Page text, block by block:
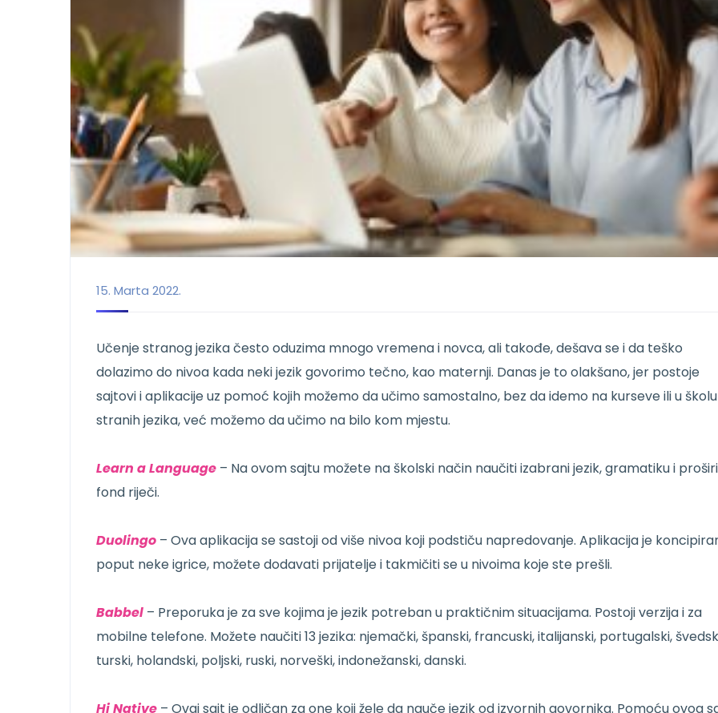
15. Marta 2022.
Učenje stranog jezika često oduzima mnogo vremena i novca, ali takođe, dešava se i da teško
dolazimo do nivoa kada neki jezik govorimo tečno, kao maternji. Danas je to olakšano, jer postoje
sajtovi i aplikacije uz pomoć kojih možemo da učimo samostalno, bez da idemo na kurseve ili u školu
stranih jezika, već možemo da učimo na bilo kom mjestu.
Learn a Language – Na ovom sajtu možete na školski način naučiti izabrani jezik, gramatiku i
fond riječi.
Duolingo – Ova aplikacija se sastoji od više nivoa koji podstiču napredovanje. Aplikacija je
poput neke igrice, možete dodavati prijatelje i takmičiti se u nivoima koje ste prešli.
Babbel – Preporuka je za sve kojima je jezik potreban u praktičnim situacijama. Postoji verzija i za
mobilne telefone. Možete naučiti 13 jezika: njemački, španski, francuski, italijanski, portugalski,
turski, holandski, poljski, ruski, norveški, indonežanski, danski.
Hi Native – Ovaj sajt je odličan za one koji žele da nauče jezik od izvornih govornika. Pomoću ovog